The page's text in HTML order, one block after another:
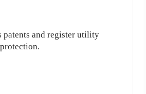
patents and register utility